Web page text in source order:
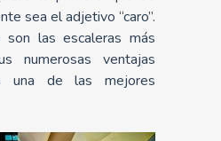
sea el adjetivo “caro”.
las escaleras más
numerosas ventajas
una de las mejores